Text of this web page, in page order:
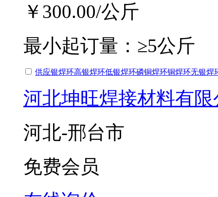
￥300.00/公斤
最小起订量： ≥5公斤
供应银焊环高银焊环低银焊环磷铜焊环铜焊环无银焊
河北坤旺焊接材料有限
河北-邢台市
免费会员